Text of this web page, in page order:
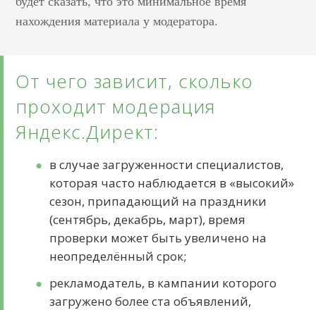
нахождения материала у модератора.
От чего зависит, сколько
проходит модерация
Яндекс.Директ:
в случае загруженности специалистов,
которая часто наблюдается в «высокий»
сезон, припадающий на праздники
(сентябрь, декабрь, март), время
проверки может быть увеличено на
неопределённый срок;
рекламодатель, в кампании которого
загружено более ста объявлений,